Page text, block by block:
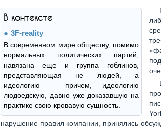
В контексте
3F-reality
В современном мире обществу, помимо
нормальных политических партий,
навязана еще и группа гоблинов,
представляющая не людей, а
идеологию – причем, идеологию
людоедскую, давно уже доказавшую на
практике свою кровавую сущность.
нарушение правил компании, принялись